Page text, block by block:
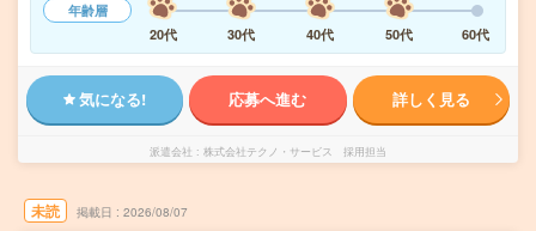
年齢層
20代
30代 40代 50代 60代
気になる! 応募へ進む 詳しく見る
派遣会社 株式会社テクノ・サービス 採用担当
未読 掲載日 2026/08/07